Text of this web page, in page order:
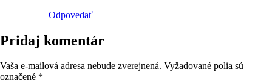
Odpovedať
Pridaj komentár
Vaša e-mailová adresa nebude zverejnená. Vyžadované polia sú
označené *